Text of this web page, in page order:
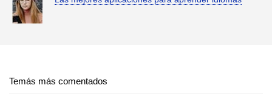
Temás más comentados